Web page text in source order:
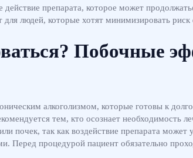
препарата, которое может
людей, которые хотят минимизировать риск
Побочные
алкоголизмом, которые готовы к
тем, кто осознает необходимость
почек, так как воздействие препарата
процедурой пациент обязательно